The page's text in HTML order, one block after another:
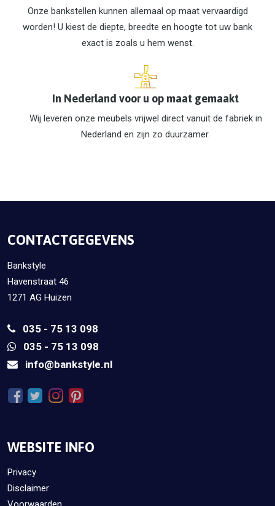
Onze bankstellen kunnen allemaal op maat vervaardigd
worden! U kiest de diepte, breedte en hoogte tot uw bank
exact is zoals u hem wenst.
In Nederland voor u op maat gemaakt
Wij leveren onze meubels vrijwel direct vanuit de fabriek in
Nederland en zijn zo duurzamer.
CONTACTGEGEVENS
Bankstyle
Havenstraat 46
1271 AG Huizen
035 - 75 13 098
035 - 75 13 098
info@bankstyle.nl
WEBSITE INFO
Privacy
Disclaimer